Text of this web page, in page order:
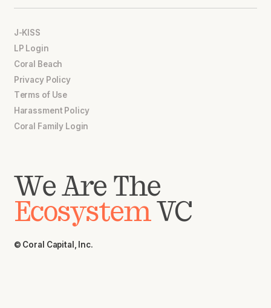
J-KISS
LP Login
Coral Beach
Privacy Policy
Terms of Use
Harassment Policy
Coral Family Login
We Are The
EcosystemVC
© Coral Capital, Inc.